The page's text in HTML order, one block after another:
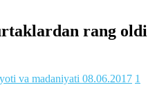
rang oldi
va madaniyati 08.06.2017 1